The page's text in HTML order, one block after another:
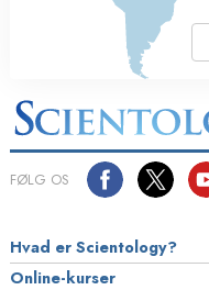
FØLG OS
Hvad er Scientology?
Online-kurser